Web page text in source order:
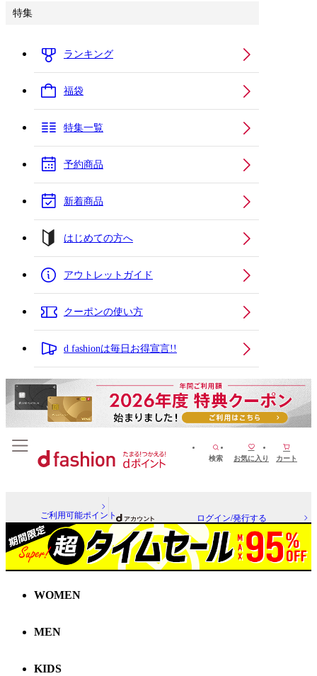
特集
ランキング
福袋
特集一覧
予約商品
新着商品
はじめての方へ
アウトレットガイド
クーポンの使い方
d fashionは毎日お得宣言!!
検索 お気に入り カート
ご利用可能ポイント ログイン/発行する
WOMEN
MEN
KIDS